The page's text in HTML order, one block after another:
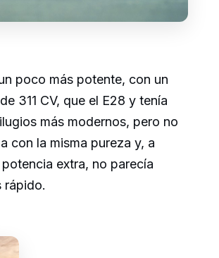
poco más potente, con un
311 CV, que el E28 y tenía
más modernos, pero no
con la misma pureza y, a
extra, no parecía
rápido.